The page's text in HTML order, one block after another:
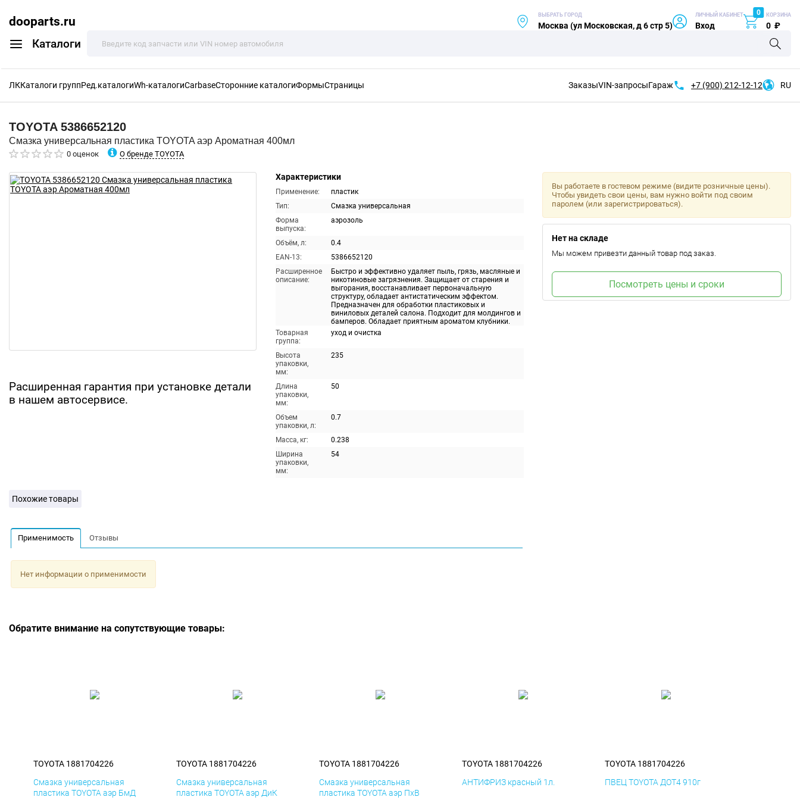
dooparts.ru
Каталоги
ВЫБРАТЬ ГОРОД
Москва (ул Московская, д 6 стр 5)
ЛИЧНЫЙ КАБИНЕТ
Вход
0 КОРЗИНА
0 ₽
ЛККаталоги группРед.каталогиWh-каталогиCarbaseСторонние каталогиФормыСтраницы ЗаказыVIN-запросыГараж +7 (900) 212-12-12 RU
TOYOTA 5386652120
Смазка универсальная пластика TOYOTA аэр Ароматная 400мл
0 оценок О бренде TOYOTA
Расширенная гарантия при установке детали
в нашем автосервисе.
Характеристики
Применение:
пластик
Тип:
Смазка универсальная
Форма
выпуска:
аэрозоль
Объём, л:
0.4
EAN-13:
5386652120
Расширенное
описание:
Быстро и эффективно удаляет пыль, грязь, масляные и
никотиновые загрязнения. Защищает от старения и
выгорания, восстанавливает первоначальную
структуру, обладает антистатическим эффектом.
Предназначен для обработки пластиковых и
виниловых деталей салона. Подходит для молдингов и
бамперов. Обладает приятным ароматом клубники.
Товарная
группа:
уход и очистка
Высота
упаковки,
мм:
235
Длина
упаковки,
мм:
50
Объем
упаковки, л:
0.7
Масса, кг:
0.238
Ширина
упаковки,
мм:
54
Вы работаете в гостевом режиме (видите розничные цены).
Чтобы увидеть свои цены, вам нужно войти под своим
паролем (или зарегистрироваться).
Нет на складе
Мы можем привезти данный товар под заказ.
Посмотреть цены и сроки
Похожие товары
Применимость Отзывы
Нет информации о применимости
Обратите внимание на сопутствующие товары:
TOYOTA 1881704226
Смазка универсальная
пластика TOYOTA аэр БмД
TOYOTA 1881704226
Смазка универсальная
пластика TOYOTA аэр ДиК
TOYOTA 1881704226
Смазка универсальная
пластика TOYOTA аэр ПхВ
TOYOTA 1881704226
АНТИФРИЗ красный 1л.
TOYOTA 1881704226
ПВЕЦ TOYOTA ДОТ4 910г